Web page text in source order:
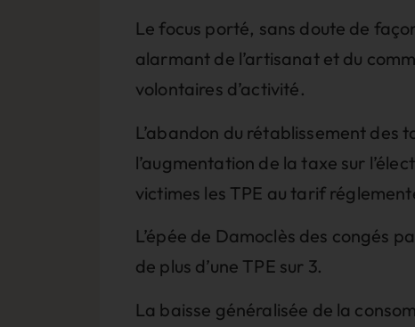
Le focus porté, sans doute de
alarmant de l’artisanat et du
volontaires d’activité.
L’abandon du rétablissement des
l’augmentation de la taxe sur
victimes les TPE au tarif
L’épée de Damoclès des congés
de plus d’une TPE sur 3.
La baisse généralisée de la